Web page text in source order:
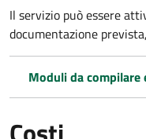
Il servizio può essere
documentazione
Moduli da compilare